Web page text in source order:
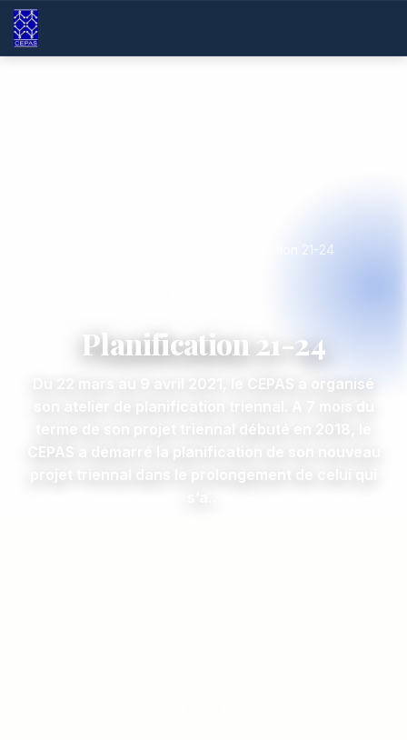
Planification 21-24
Planification 21-24
Du 22 mars au 9 avril 2021, le CEPAS a organisé
terme de son projet triennal débuté en 2018, le
CEPAS a démarré la planification de son nouveau